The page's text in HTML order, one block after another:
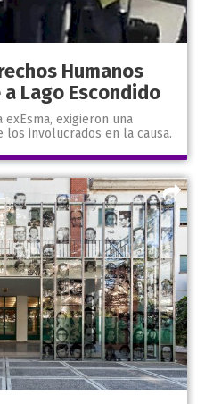
Humanos
Lago Escondido
exigieron una
involucrados en la causa.